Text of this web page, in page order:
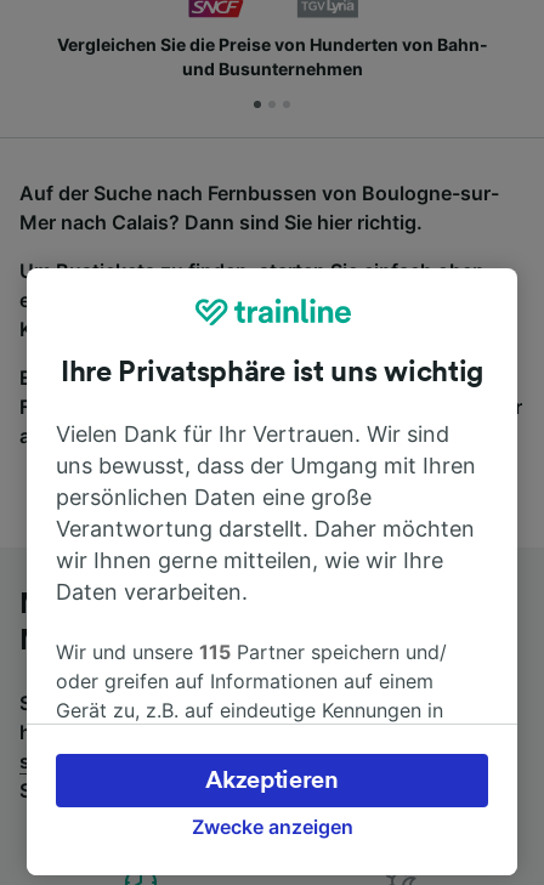
Vergleichen Sie die Preise von Hunderten von Bahn-
und Busunternehmen
Auf der Suche nach Fernbussen von Boulogne-sur-
Mer nach Calais? Dann sind Sie hier richtig.
Um Bustickets zu finden, starten Sie einfach oben
eine Suche und wir vergleichen Fahrtzeiten und
Kosten für Bahn- und Busreisen miteinander.
Egal, wohin die Reise geht – starten Sie mit uns.
Finden Sie hier Fahrkarten für Verbindungen von mehr
als 170 Bahn- und Busunternehmen.
Mit dem Fernbus von Boulogne-sur-
Mer nach Calais
Suchen Sie nach einem Rückfahrtticket? Dann bitte
hier entlang:Fernbusse von Calais nach Boulogne-
sur-Mer.Wenn Sie lieber mit dem Zug fahren, prüfen
Sie die
Züge von Boulogne-sur-Mer bis Calais
Ihre Privatsphäre ist uns wichtig
Vielen Dank für Ihr Vertrauen. Wir sind
uns bewusst, dass der Umgang mit Ihren
persönlichen Daten eine große
Verantwortung darstellt. Daher möchten
wir Ihnen gerne mitteilen, wie wir Ihre
Daten verarbeiten.
Wir und unsere115 Partner speichern und/
oder greifen auf Informationen auf einem
Gerät zu, z.B. auf eindeutige Kennungen in
verarbeiten. Sie können Ihre Präferenzen
akzeptieren oder verwalten, einschließlich
Ihres Widerspruchsrechts bei berechtigtem
Zwecke anzeigen
Akzeptieren